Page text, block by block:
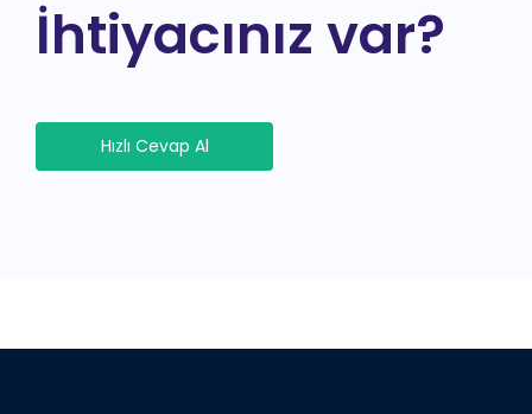
İhtiyacınız var?
Hızlı Cevap Al